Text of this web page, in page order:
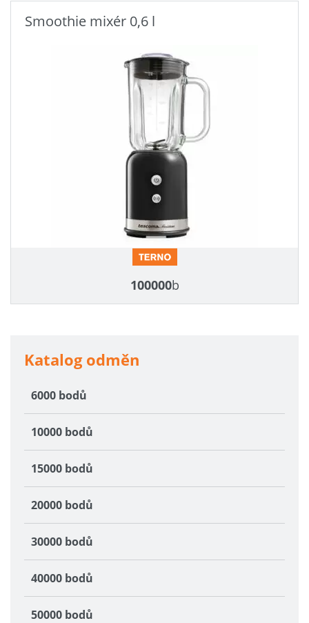
Smoothie mixér 0,6 l
100000b
Katalog odměn
6000 bodů
10000 bodů
15000 bodů
20000 bodů
30000 bodů
40000 bodů
50000 bodů